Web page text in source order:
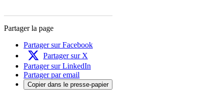
Partager la page
Partager sur Facebook
Partager sur X
Partager sur LinkedIn
Partager par email
Copier dans le presse-papier